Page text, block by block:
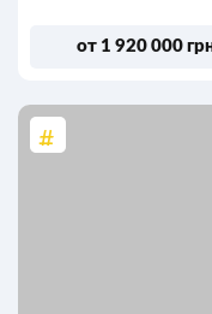
от 1 920 000